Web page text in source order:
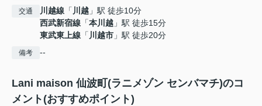
交通 川越線 「 川越 」駅 徒歩10分
西武新宿線 「本川越 」駅 徒歩15分
東武東上線 「 川越市 」駅 徒歩20分
備考 --
Lani maison 仙波町(ラニメゾン センバマチ)のコ
メント(おすすめポイント)